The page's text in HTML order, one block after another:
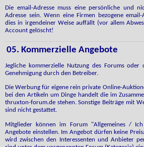
Die email-Adresse muss eine persönliche und
Adresse sein. Wenn eine Firmen bezogene
dies in irgendeiner Weise auffällt (vor allem
Account gelöscht!
05. Kommerzielle Angebote
Jegliche kommerzielle Nutzung des Forums
Genehmigung durch den Betreiber.
Die Werbung für eigene rein private Online-
bei den Artikeln um Dinge handelt die im
thruxton-forum.de stehen. Sonstige Beiträge mit
sind nicht gestattet.
Mitglieder können im Forum "Allgemeines /
Angebote einstellen. Im Angebot dürfen keine
wird zwischen den Interessenten und Anbieter